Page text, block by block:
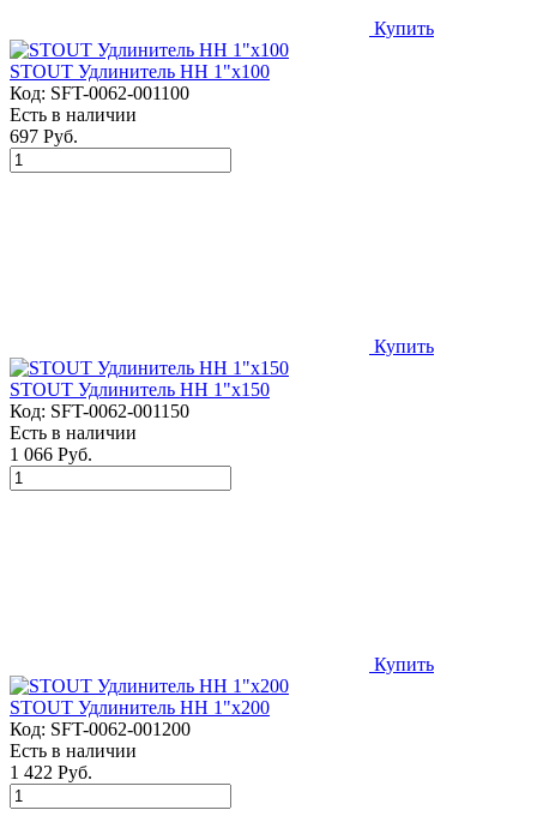
Купить
STOUT Удлинитель НН 1"x100
Код: SFT-0062-001100
Есть в наличии
697 Руб.
Купить
STOUT Удлинитель НН 1"x150
Код: SFT-0062-001150
Есть в наличии
1 066 Руб.
Купить
STOUT Удлинитель НН 1"x200
Код: SFT-0062-001200
Есть в наличии
1 422 Руб.